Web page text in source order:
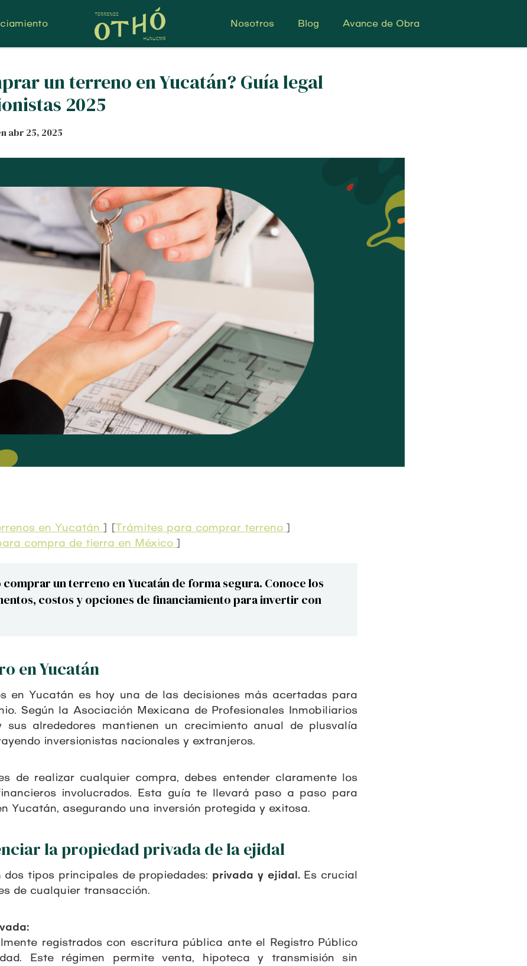
Nosotros Blog Avance de Obra
un terreno en Yucatán? Guía legal
2025
abr 25, 2025
en Yucatán ] [Trámites para comprar terreno ]
compra de tierra en México ]
un terreno en Yucatán de forma segura. Conoce los
costos y opciones de financiamiento para invertir con
en Yucatán
en Yucatán es hoy una de las decisiones más acertadas para
Según la Asociación Mexicana de Profesionales Inmobiliarios
sus alrededores mantienen un crecimiento anual de plusvalía
inversionistas nacionales y extranjeros.
de realizar cualquier compra, debes entender claramente los
involucrados. Esta guía te llevará paso a paso para
Yucatán, asegurando una inversión protegida y exitosa.
la propiedad privada de la ejidal
dos tipos principales de propiedades: privada y ejidal.Es crucial
de cualquier transacción.
registrados con escritura pública ante el Registro Público
Este régimen permite venta, hipoteca y transmisión sin